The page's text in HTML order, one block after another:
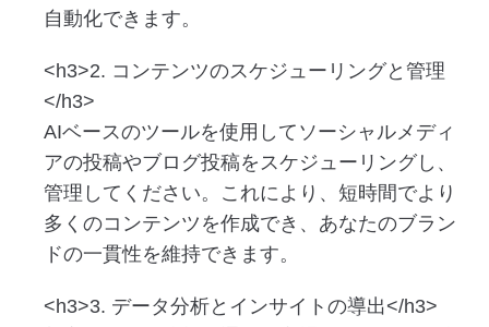
自動化できます。
<h3>2. コンテンツのスケジューリングと管理
</h3>
AIベースのツールを使用してソーシャルメディ
アの投稿やブログ投稿をスケジューリングし、
管理してください。これにより、短時間でより
多くのコンテンツを作成でき、あなたのブラン
ドの一貫性を維持できます。
<h3>3. データ分析とインサイトの導出</h3>